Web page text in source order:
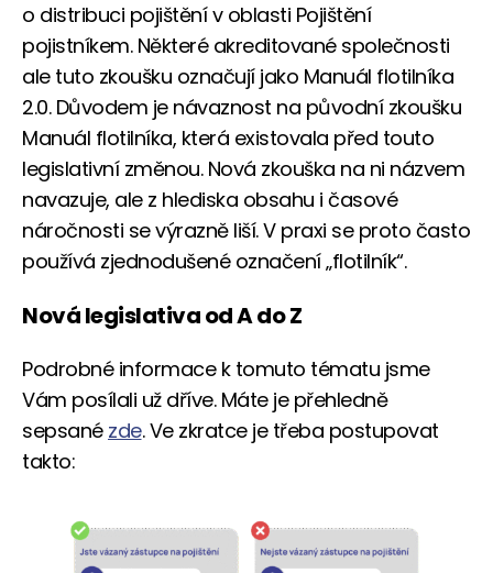
o distribuci pojištění v oblasti Pojištění
pojistníkem. Některé akreditované společnosti
ale tuto zkoušku označují jako Manuál flotilníka
2.0. Důvodem je návaznost na původní zkoušku
Manuál flotilníka, která existovala před touto
legislativní změnou. Nová zkouška na ni názvem
navazuje, ale z hlediska obsahu i časové
náročnosti se výrazně liší. V praxi se proto často
používá zjednodušené označení „flotilník“.
Nová legislativa od A do Z
Podrobné informace k tomuto tématu jsme
Vám posílali už dříve. Máte je přehledně
sepsané zde. Ve zkratce je třeba postupovat
takto: